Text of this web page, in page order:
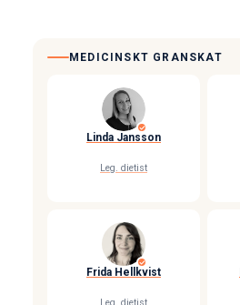
MEDICINSKT GRANSKAT
Linda Jansson
Leg. dietist
Frida Hellkvist